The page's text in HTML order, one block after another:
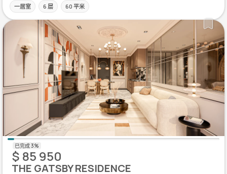
一居室 6 层 60 平米
$ 85 950
THE GATSBY RESIDENCE